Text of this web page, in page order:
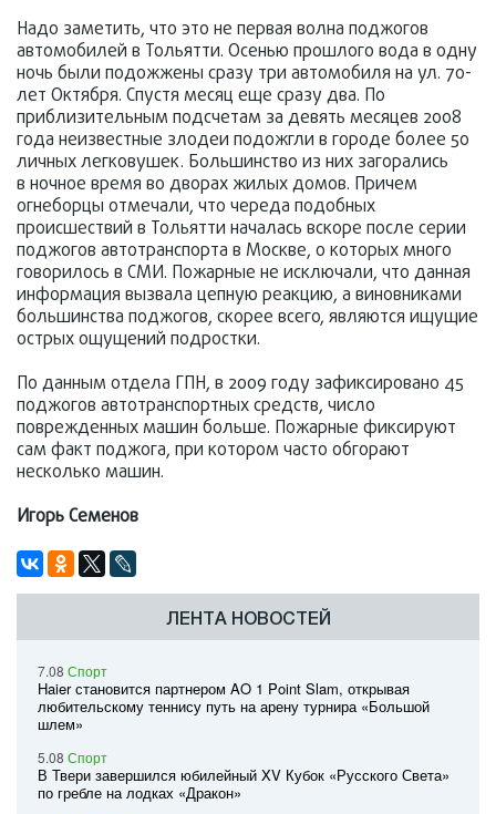
Надо заметить, что это не первая волна поджогов
автомобилей в Тольятти. Осенью прошлого вода в одну
ночь были подожжены сразу три автомобиля на ул. 70-
лет Октября. Спустя месяц еще сразу два. По
приблизительным подсчетам за девять месяцев 2008
года неизвестные злодеи подожгли в городе более 50
личных легковушек. Большинство из них загорались
в ночное время во дворах жилых домов. Причем
огнеборцы отмечали, что череда подобных
происшествий в Тольятти началась вскоре после серии
поджогов автотранспорта в Москве, о которых много
говорилось в СМИ. Пожарные не исключали, что данная
информация вызвала цепную реакцию, а виновниками
большинства поджогов, скорее всего, являются ищущие
острых ощущений подростки.
По данным отдела ГПН, в 2009 году зафиксировано 45
поджогов автотранспортных средств, число
поврежденных машин больше. Пожарные фиксируют
сам факт поджога, при котором часто обгорают
несколько машин.
Игорь Семенов
ЛЕНТА НОВОСТЕЙ
7.08 Спорт
Haier становится партнером AO 1 Point Slam, открывая
любительскому теннису путь на арену турнира «Большой
шлем»
5.08 Спорт
В Твери завершился юбилейный XV Кубок «Русского Света»
по гребле на лодках «Дракон»